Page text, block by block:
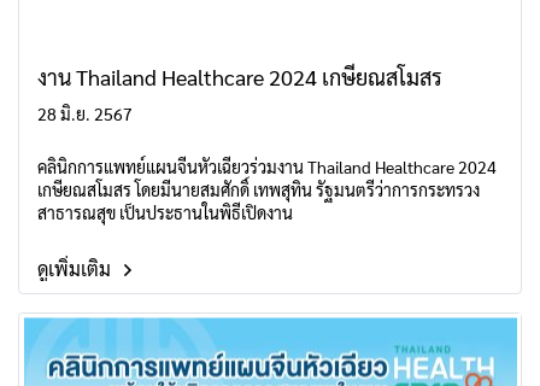
งาน Thailand Healthcare 2024 เกษียณสโมสร
28 มิ.ย. 2567
คลินิกการแพทย์แผนจีนหัวเฉียวร่วมงาน Thailand Healthcare 2024
เกษียณสโมสร โดยมีนายสมศักดิ์ เทพสุทิน รัฐมนตรีว่าการกระทรวง
สาธารณสุข เป็นประธานในพิธีเปิดงาน
ดูเพิ่มเติม